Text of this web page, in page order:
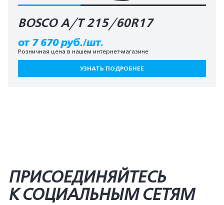
BOSCO A/T 215/60R17
от 7 670 руб./шт.
Розничная цена в нашем интернет-магазине
УЗНАТЬ ПОДРОБНЕЕ
ПРИСОЕДИНЯЙТЕСЬ
К СОЦИАЛЬНЫМ СЕТЯМ